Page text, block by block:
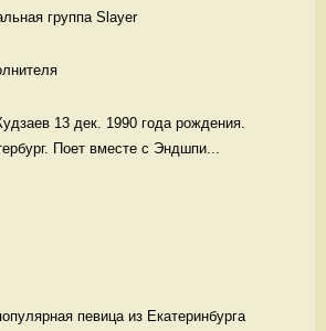
группа Slayer
13 дек. 1990 года рождения.
Поет вместе с Эндшпи...
певица из Екатеринбурга